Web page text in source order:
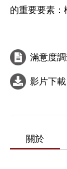
的重要要素：
滿意度
影片下載
關於